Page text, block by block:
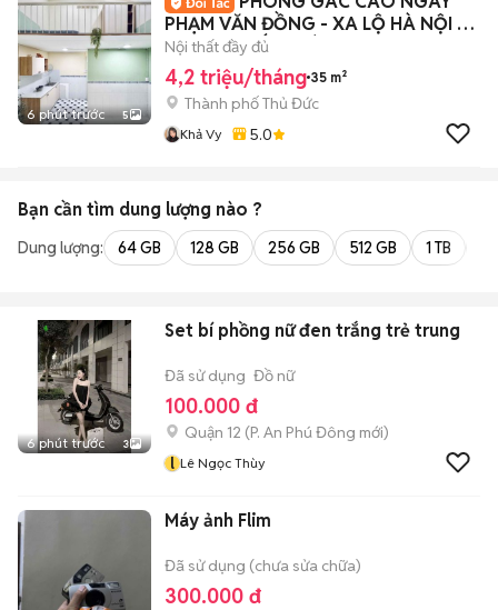
6 phút trước 5
PHẠM VĂN ĐỒNG - XA LỘ HÀ NỘI -
ĐẠI HỌC KIẾN TRÚC
Nội thất đầy đủ
4,2 triệu/tháng 35 m²
Thành phố Thủ Đức
Khả Vy 5.0
Bạn cần tìm dung lượng nào ?
Dung lượng: 64 GB 128 GB 256 GB 512 GB 1 TB
6 phút trước 3
Set bí phồng nữ đen trắng trẻ trung
Đã sử dụng Đồ nữ
100.000 đ
Quận 12 (P. An Phú Đông mới)
l Lê Ngọc Thùy
Máy ảnh Flim
Đã sử dụng (chưa sửa chữa)
300.000 đ